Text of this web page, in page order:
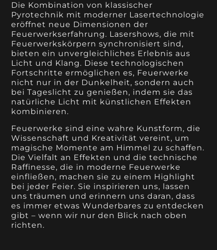
Die Kombination von klassischer
Pyrotechnik mit moderner Lasertechnologie
eröffnet neue Dimensionen der
Feuerwerkserfahrung. Lasershows, die mit
Feuerwerkskörpern synchronisiert sind,
bieten ein unvergleichliches Erlebnis aus
Licht und Klang. Diese technologischen
Fortschritte ermöglichen es, Feuerwerke
nicht nur in der Dunkelheit, sondern auch
bei Tageslicht zu genießen, indem sie das
natürliche Licht mit künstlichen Effekten
kombinieren.
Feuerwerke sind eine wahre Kunstform, die
Wissenschaft und Kreativität vereint, um
magische Momente am Himmel zu schaffen.
Die Vielfalt an Effekten und die technische
Raffinesse, die in moderne Feuerwerke
einfließen, machen sie zu einem Highlight
bei jeder Feier. Sie inspirieren uns, lassen
uns träumen und erinnern uns daran, dass
es immer etwas Wunderbares zu entdecken
gibt – wenn wir nur den Blick nach oben
richten.